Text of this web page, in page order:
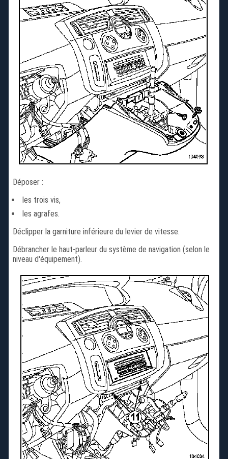
Déposer :
les trois vis,
les agrafes.
Déclipper la garniture inférieure du levier de vitesse.
Débrancher le haut-parleur du système de navigation (selon le
niveau d'équipement).